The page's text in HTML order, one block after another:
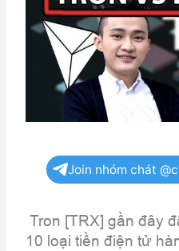
Join nhóm chát
Tron [TRX] gần đây
10 loại tiền điện tử